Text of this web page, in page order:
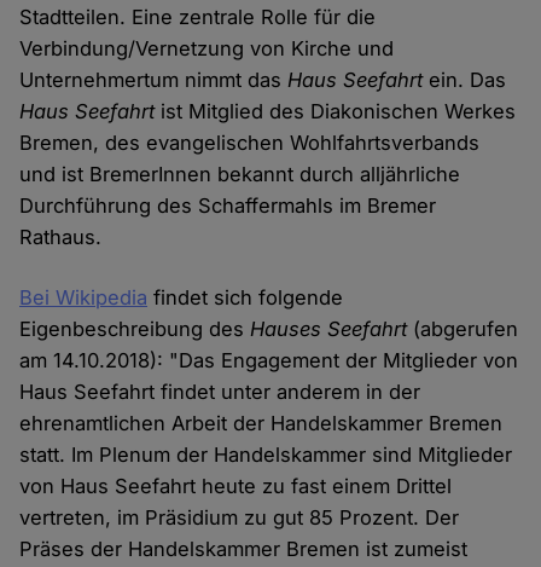
Stadtteilen. Eine zentrale Rolle für die
Verbindung/Vernetzung von Kirche und
Unternehmertum nimmt dasHaus Seefahrtein. Das
Haus Seefahrtist Mitglied des Diakonischen Werkes
Bremen, des evangelischen Wohlfahrtsverbands
und ist BremerInnen bekannt durch alljährliche
Durchführung des Schaffermahls im Bremer
Rathaus.
Bei Wikipedia findet sich folgende
Eigenbeschreibung desHauses Seefahrt(abgerufen
am 14.10.2018): "Das Engagement der Mitglieder von
Haus Seefahrt findet unter anderem in der
ehrenamtlichen Arbeit der Handelskammer Bremen
statt. Im Plenum der Handelskammer sind Mitglieder
von Haus Seefahrt heute zu fast einem Drittel
vertreten, im Präsidium zu gut 85 Prozent. Der
Präses der Handelskammer Bremen ist zumeist